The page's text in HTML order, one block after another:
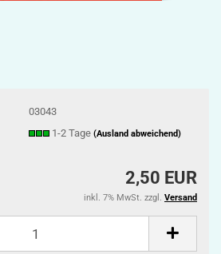
03043
1-2 Tage (Ausland abweichend)
2,50 EUR
inkl. 7% MwSt. zzgl. Versand